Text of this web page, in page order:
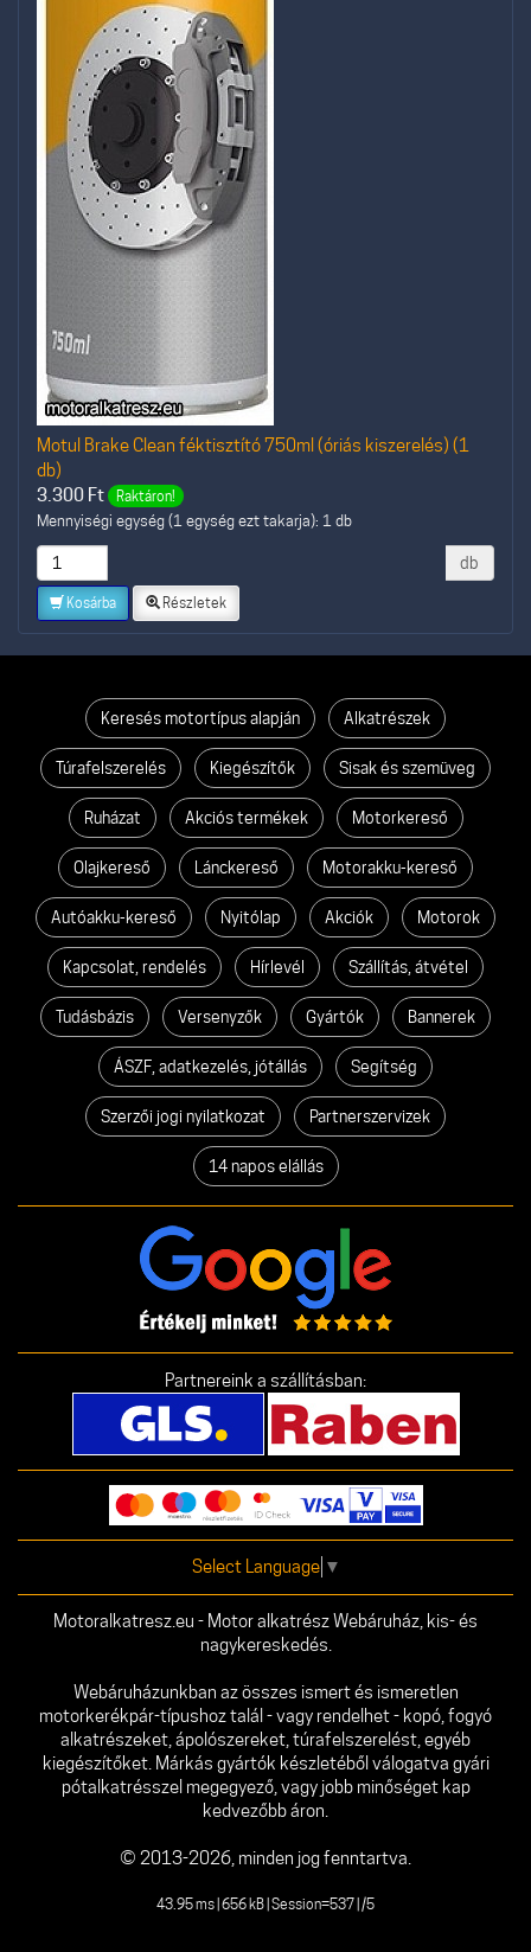
Motul Brake Clean féktisztító 750ml (óriás kiszerelés) (1
db)
3.300 Ft Raktáron!
Mennyiségi egység (1 egység ezt takarja): 1 db
db
Kosárba Részletek
Keresés motortípus alapján Alkatrészek
Túrafelszerelés Kiegészítők Sisak és szemüveg
Ruházat Akciós termékek Motorkereső
Olajkereső Lánckereső Motorakku-kereső
Autóakku-kereső Nyitólap Akciók Motorok
Kapcsolat, rendelés Hírlevél Szállítás, átvétel
Tudásbázis Versenyzők Gyártók Bannerek
ÁSZF, adatkezelés, jótállás Segítség
Szerzői jogi nyilatkozat Partnerszervizek
14 napos elállás
Partnereink a szállításban:
Select Language ▼
Motoralkatresz.eu - Motor alkatrész Webáruház, kis- és
nagykereskedés.
Webáruházunkban az összes ismert és ismeretlen
motorkerékpár-típushoz talál - vagy rendelhet - kopó, fogyó
alkatrészeket, ápolószereket, túrafelszerelést, egyéb
kiegészítőket. Márkás gyártók készletéből válogatva gyári
pótalkatrésszel megegyező, vagy jobb minőséget kap
kedvezőbb áron.
© 2013-2026, minden jog fenntartva.
43.95 ms | 656 kB | Session=537 | /5